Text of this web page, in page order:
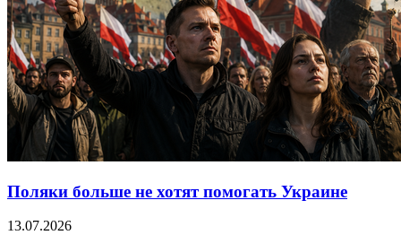
Поляки больше не хотят помогать Украине
13.07.2026